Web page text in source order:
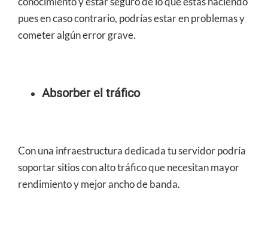
pues en caso contrario, podrías estar en problemas y
cometer algún error grave.
Absorber el tráfico
Con una infraestructura dedicada tu servidor podría
soportar sitios con alto tráfico que necesitan mayor
rendimiento y mejor ancho de banda.